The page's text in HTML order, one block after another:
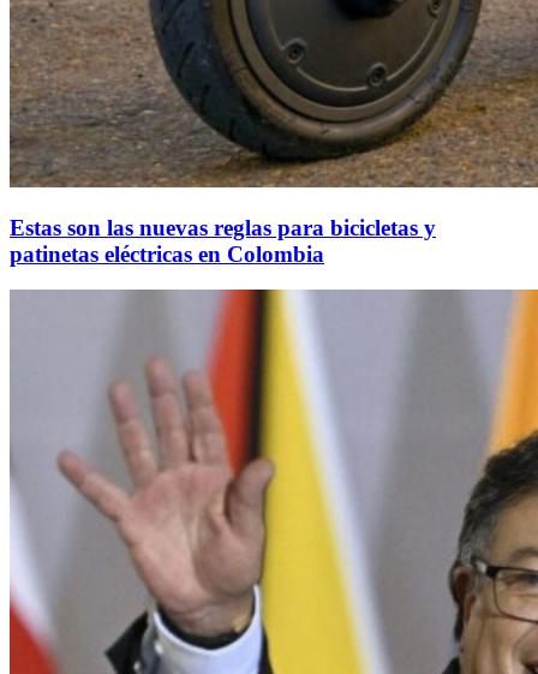
Estas son las nuevas reglas para bicicletas y
patinetas eléctricas en Colombia